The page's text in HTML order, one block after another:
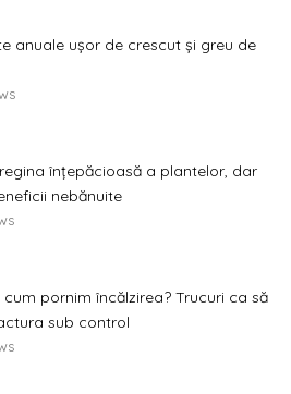
anuale ușor de crescut și greu de
înțepăcioasă a plantelor, dar
nebănuite
cum pornim încălzirea? Trucuri ca să
sub control